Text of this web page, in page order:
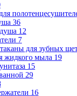
36
12
7
для зубных
жидкого мыла 19
15
29
16